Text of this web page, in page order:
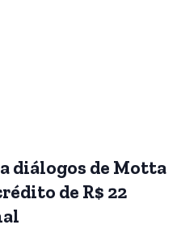
diálogos de Motta
de R$ 22